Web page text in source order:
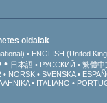
oldalak
ENGLISH (United
日本語 РУССКИЙ 繁體中
NORSK SVENSKA
ITALIANO